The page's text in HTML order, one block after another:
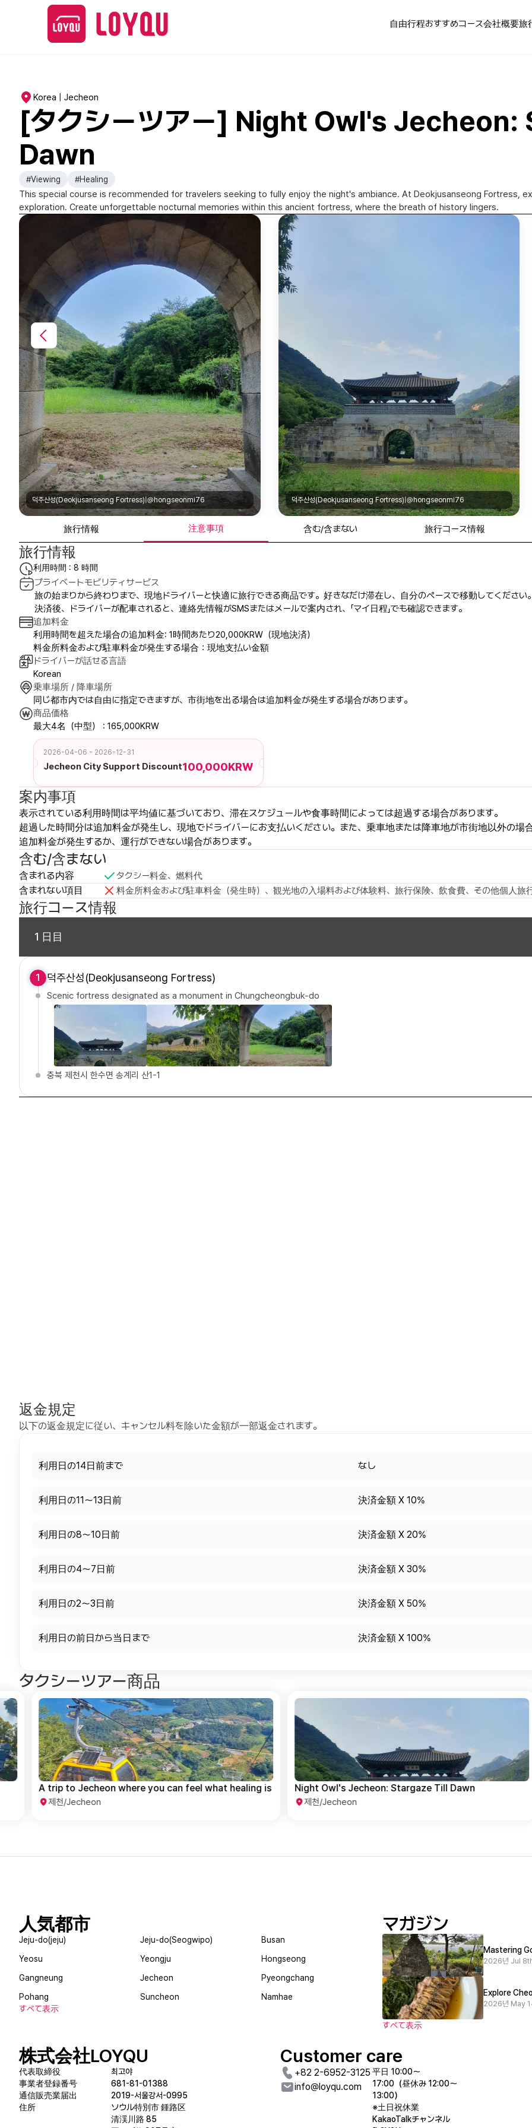
自由行程おすすめコース会社概要旅
Korea | Jecheon
[タクシーツアー] Night Owl's
Dawn
#Viewing #Healing
This special course is recommended for travelers seeking to fully enjoy the night's ambiance. At Deokjusanseong Fortress,
exploration. Create unforgettable nocturnal memories within this ancient fortress, where the breath of history lingers.
덕주산성(Deokjusanseong Fortress)|@hongseonmi76 덕주산성(Deokjusanseong Fortress)|@hongseonmi76
旅行情報 注意事項 含む/含まない 旅行コース情報
旅行情報
利用時間 : 8 時間
プライベートモビリティサービス
旅の始まりから終わりまで、現地ドライバーと快適に旅行できる商品です。好きなだけ滞在し、自分のペースで移動してください。
決済後、ドライバーが配車されると、連絡先情報がSMSまたはメールで案内され、「マイ日程」でも確認できます。
追加料金
利用時間を超えた場合の追加料金: 1時間あたり20,000KRW（現地決済）
料金所料金および駐車料金が発生する場合：現地支払い金額
ドライバーが話せる言語
Korean
乗車場所 / 降車場所
同じ都市内では自由に指定できますが、市街地を出る場合は追加料金が発生する場合があります。
商品価格
最大4名（中型） : 165,000KRW
2026-04-06 - 2026-12-31
Jecheon City Support Discount100,000KRW
案内事項
表示されている利用時間は平均値に基づいており、滞在スケジュールや食事時間によっては超過する場合があります。
超過した時間分は追加料金が発生し、現地でドライバーにお支払いください。また、乗車地または降車地が市街地以外の場合
追加料金が発生するか、運行ができない場合があります。
含む/含まない
含まれる内容 タクシー料金、燃料代
含まれない項目 料金所料金および駐車料金（発生時）、観光地の入場料および体験料、旅行保険、飲食費、その他個人旅
旅行コース情報
1 日目
1 덕주산성(Deokjusanseong Fortress)
Scenic fortress designated as a monument in Chungcheongbuk-do
충북 제천시 한수면 송계리 산1-1
返金規定
以下の返金規定に従い、キャンセル料を除いた金額が一部返金されます。
利用日の14日前まで なし
利用日の11～13日前 決済金額 X 10%
利用日の8～10日前 決済金額 X 20%
利用日の4～7日前 決済金額 X 30%
利用日の2～3日前 決済金額 X 50%
利用日の前日から当日まで 決済金額 X 100%
タクシーツアー商品
A trip to Jecheon where you can feel what healing is
제천/Jecheon
Night Owl's Jecheon: Stargaze Till Dawn
제천/Jecheon
人気都市
Jeju-do(jeju) Jeju-do(Seogwipo)
Busan
Yeosu
Yeongju
Hongseong
Gangneung
Jecheon
Pyeongchang
Pohang
Suncheon
Namhae
すべて表示
マガジン
Mastering
2026년 Jul
Explore
2026년 May
すべて表示
株式会社LOYQU
代表取締役
事業者登録番号
通信販売業届出
住所
최고야
681-81-01388
2019-서울강서-0995
ソウル特別市 鍾路区
清渓川路 85
Customer care
+82 2-6952-3125
info@loyqu.com
平日 10:00〜
17:00（昼休み 12:00〜
13:00）
※土日祝休業
KakaoTalkチャンネル